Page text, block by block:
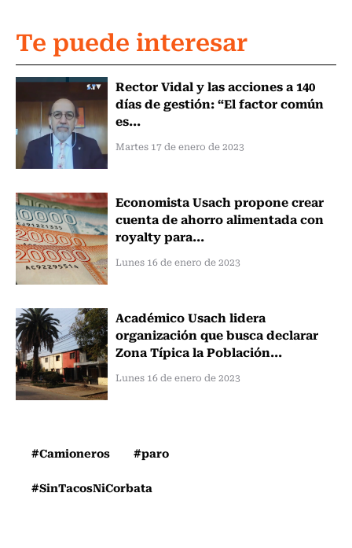
Te puede interesar
Rector Vidal y las acciones a 140
días de gestión: “El factor común
es...
Martes 17 de enero de 2023
Economista Usach propone crear
cuenta de ahorro alimentada con
royalty para...
Lunes 16 de enero de 2023
Académico Usach lidera
organización que busca declarar
Zona Típica la Población...
Lunes 16 de enero de 2023
#Camioneros
#paro
#SinTacosNiCorbata